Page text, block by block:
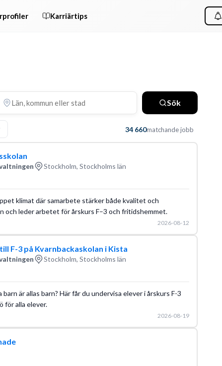
Karriärtips
Sök
34 660matchande jobb
Stockholm, Stockholms län
klimat där samarbete stärker både kvalitet och
och leder arbetet för årskurs F–3 och fritidshemmet.
2026-08-12
F-3 på Kvarnbackaskolan i Kista
Stockholm, Stockholms län
är allas barn? Här får du undervisa elever i årskurs F-3
för alla elever.
2026-08-19